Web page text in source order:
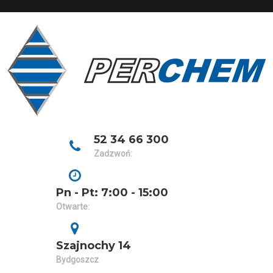
content
52 34 66 300
Zadzwoń:
Pn - Pt: 7:00 - 15:00
Otwarte:
Szajnochy 14
Bydgoszcz